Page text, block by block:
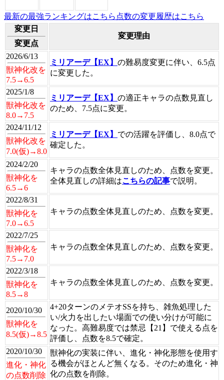
最新の最強ランキングはこちら 点数の変更履歴はこちら
変更日
変更点
変更理由
2026/6/13
獣神化改を
7.5→6.5
ミリアーデ【EX】 の難易度変更に伴い、6.5点
に変更した。
2025/1/8
獣神化改を
8.0→7.5
ミリアーデ【EX】 の適正キャラの点数見直し
のため、7.5点に変更。
2024/11/12
獣神化改を
7.0(仮)→8.0
ミリアーデ【EX】 での活躍を評価し、8.0点で
確定した。
2024/2/20
獣神化を
6.5→6
キャラの点数全体見直しのため、点数を変更。
全体見直しの詳細はこちらの記事で説明。
2022/8/31
獣神化を
7.0→6.5
キャラの点数全体見直しのため、点数を変更。
2022/7/25
獣神化を
7.5→7.0
キャラの点数全体見直しのため、点数を変更。
2022/3/18
獣神化を
8.5→8
キャラの点数全体見直しのため、点数を変更。
2020/10/30
獣神化を
8.5(仮)→8.5
4+20ターンのメテオSSを持ち、雑魚処理した
い/火力を出したい場面での使い分けが可能に
なった。高難易度では禁忌【21】で使える点を
評価し、点数を8.5で確定。
2020/10/30
進化・神化
の点数削除
獣神化の実装に伴い、進化・神化形態を使用す
る機会がほとんど無くなる。そのため進化・神
化の点数を削除。